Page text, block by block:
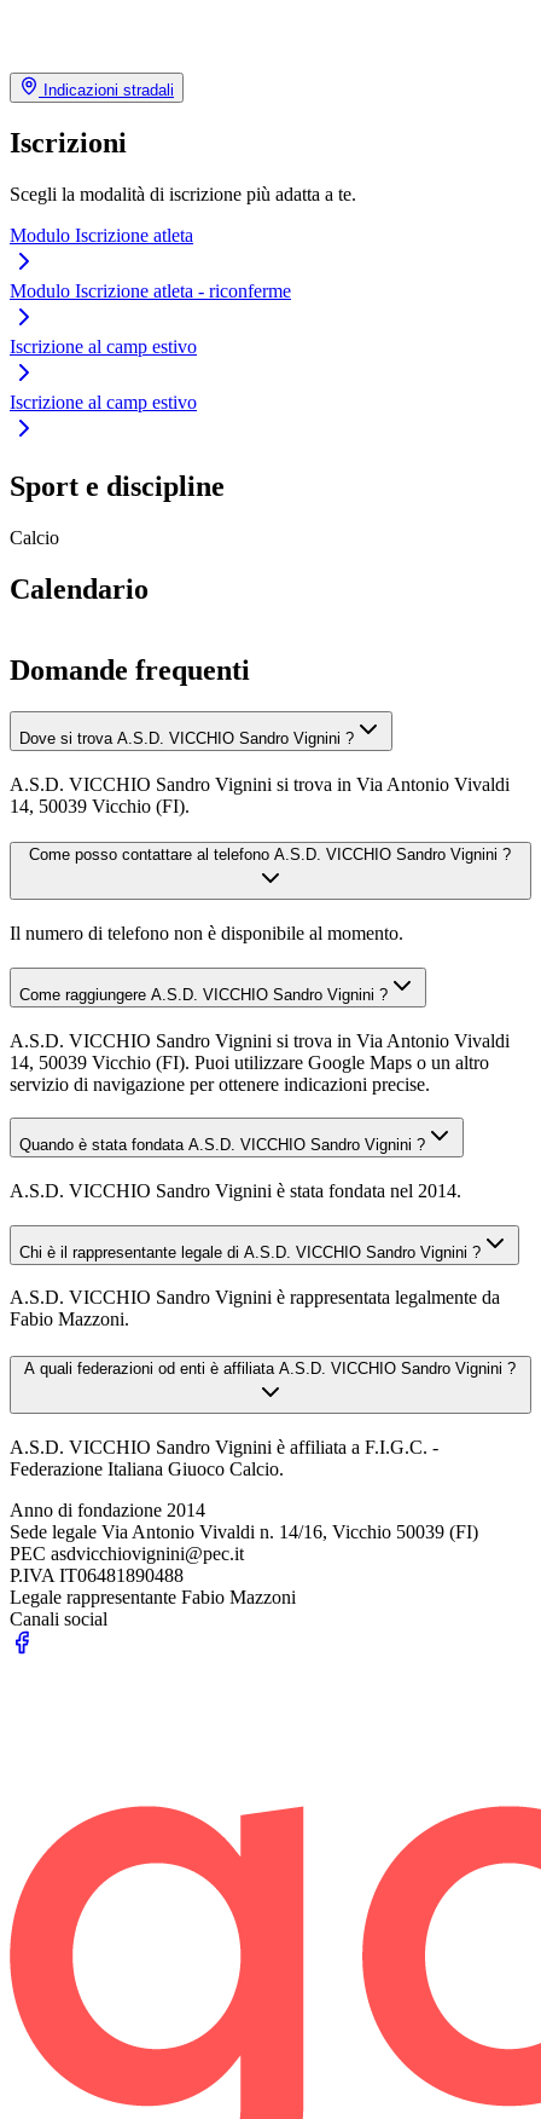
Indicazioni stradali
Iscrizioni
Scegli la modalità di iscrizione più adatta a te.
Modulo Iscrizione atleta
Modulo Iscrizione atleta - riconferme
Iscrizione al camp estivo
Iscrizione al camp estivo
Sport e discipline
Calcio
Calendario
Domande frequenti
Dove si trova A.S.D. VICCHIO Sandro Vignini ?
A.S.D. VICCHIO Sandro Vignini si trova in Via Antonio Vivaldi
14, 50039 Vicchio (FI).
Come posso contattare al telefono A.S.D. VICCHIO Sandro Vignini ?
Il numero di telefono non è disponibile al momento.
Come raggiungere A.S.D. VICCHIO Sandro Vignini ?
A.S.D. VICCHIO Sandro Vignini si trova in Via Antonio Vivaldi
14, 50039 Vicchio (FI). Puoi utilizzare Google Maps o un altro
servizio di navigazione per ottenere indicazioni precise.
Quando è stata fondata A.S.D. VICCHIO Sandro Vignini ?
A.S.D. VICCHIO Sandro Vignini è stata fondata nel 2014.
Chi è il rappresentante legale di A.S.D. VICCHIO Sandro Vignini ?
A.S.D. VICCHIO Sandro Vignini è rappresentata legalmente da
Fabio Mazzoni.
A quali federazioni od enti è affiliata A.S.D. VICCHIO Sandro Vignini ?
A.S.D. VICCHIO Sandro Vignini è affiliata a F.I.G.C. -
Federazione Italiana Giuoco Calcio.
Anno di fondazione 2014
Sede legale Via Antonio Vivaldi n. 14/16, Vicchio 50039 (FI)
PEC asdvicchiovignini@pec.it
P.IVA IT06481890488
Legale rappresentante Fabio Mazzoni
Canali social